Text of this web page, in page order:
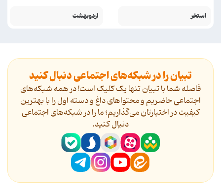
استخر اردوبهشت
تبیان را در شبکه‌های اجتماعی دنبال کنید
فاصله شما با تبیان تنها یک کلیک است! در همه شبکه‌های
اجتماعی حاضریم و محتواهای داغ و دسته اول را با بهترین
کیفیت در اختیارتان می‌گذاریم؛ ما را در شبکه‌های اجتماعی
دنیال کنید.